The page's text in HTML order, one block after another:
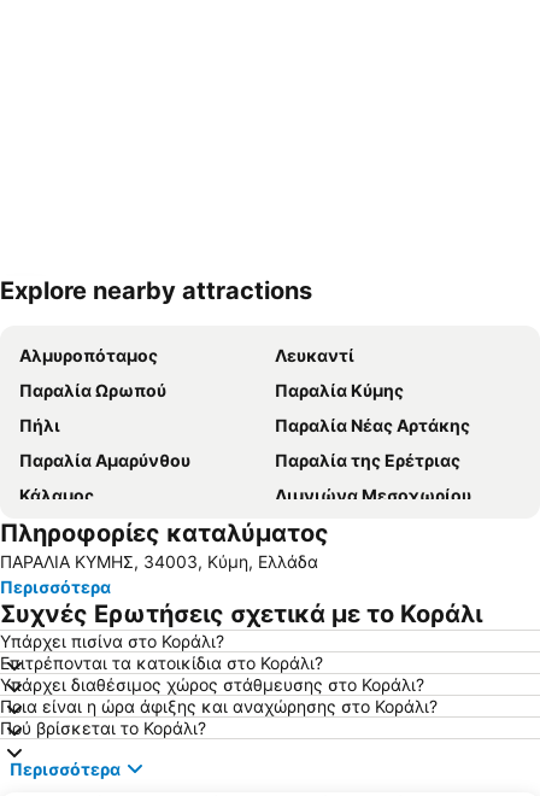
Ανάπτυξη χάρτη
Explore nearby attractions
Αλμυροπόταμος
Λευκαντί
Παραλία Ωρωπού
Παραλία Κύμης
Πήλι
Παραλία Νέας Αρτάκης
Παραλία Αμαρύνθου
Παραλία της Ερέτριας
Κάλαμος
Λιμνιώνα Μεσοχωρίου
Άγιοι Απόστολοι
Πλατάνα
Ψαχνά
Αυλίδα
Μουρτερή
Ερέτρια 3
Χιλιαδού
Λιμάνι της Χαλκίδας
Λιμάνι Κύμης
Στόμιο
Άγιοι Απόστολοι
Καλαμίτσα
Ρένες
Κορασίδα
Μετόχι
Πληροφορίες καταλύματος
ΠΑΡΑΛΙΑ ΚΥΜΗΣ, 34003, Κύμη, Ελλάδα
Περισσότερα
Συχνές Ερωτήσεις σχετικά με το Κοράλι
Υπάρχει πισίνα στο Κοράλι?
Επιτρέπονται τα κατοικίδια στο Κοράλι?
Υπάρχει διαθέσιμος χώρος στάθμευσης στο Κοράλι?
Ποια είναι η ώρα άφιξης και αναχώρησης στο Κοράλι?
Πού βρίσκεται το Κοράλι?
Περισσότερα